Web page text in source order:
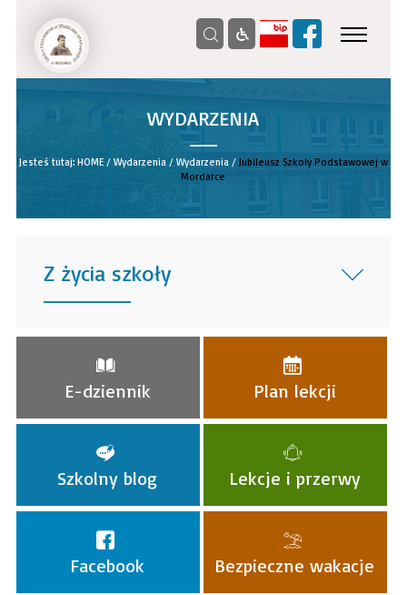
WYDARZENIA
__
Jesteś tutaj: HOME/ Wydarzenia/ Wydarzenia/ Jubileusz Szkoły Podstawowej w
Mordarce
Z życia szkoły
______
E-dziennik Plan lekcji
Szkolny blog Lekcje i przerwy
Facebook Bezpieczne wakacje